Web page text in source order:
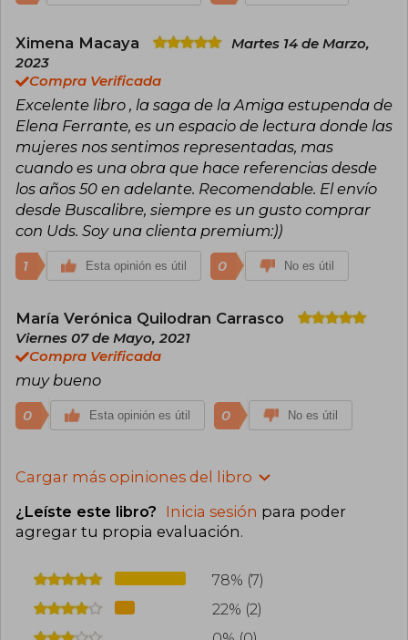
Ximena Macaya
Martes 14 de Marzo,
2023
Compra Verificada
Excelente libro , la saga de la Amiga estupenda de
Elena Ferrante, es un espacio de lectura donde las
mujeres nos sentimos representadas, mas
cuando es una obra que hace referencias desde
los años 50 en adelante. Recomendable. El envío
desde Buscalibre, siempre es un gusto comprar
con Uds. Soy una clienta premium:))
1 Esta opinión es útil 0 No es útil
María Verónica Quilodran Carrasco
Viernes 07 de Mayo, 2021
Compra Verificada
muy bueno
0 Esta opinión es útil 0 No es útil
Cargar más opiniones del libro
¿Leíste este libro? Inicia sesión para poder
agregar tu propia evaluación.
78% (7)
22% (2)